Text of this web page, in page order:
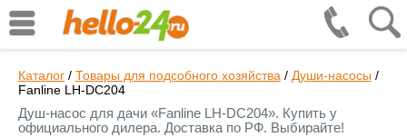
Каталог / Товары для подсобного хозяйства / Души-насосы /
Fanline LH-DC204
Душ-насос для дачи «Fanline LH-DC204». Купить у
официального дилера. Доставка по РФ. Выбирайте!